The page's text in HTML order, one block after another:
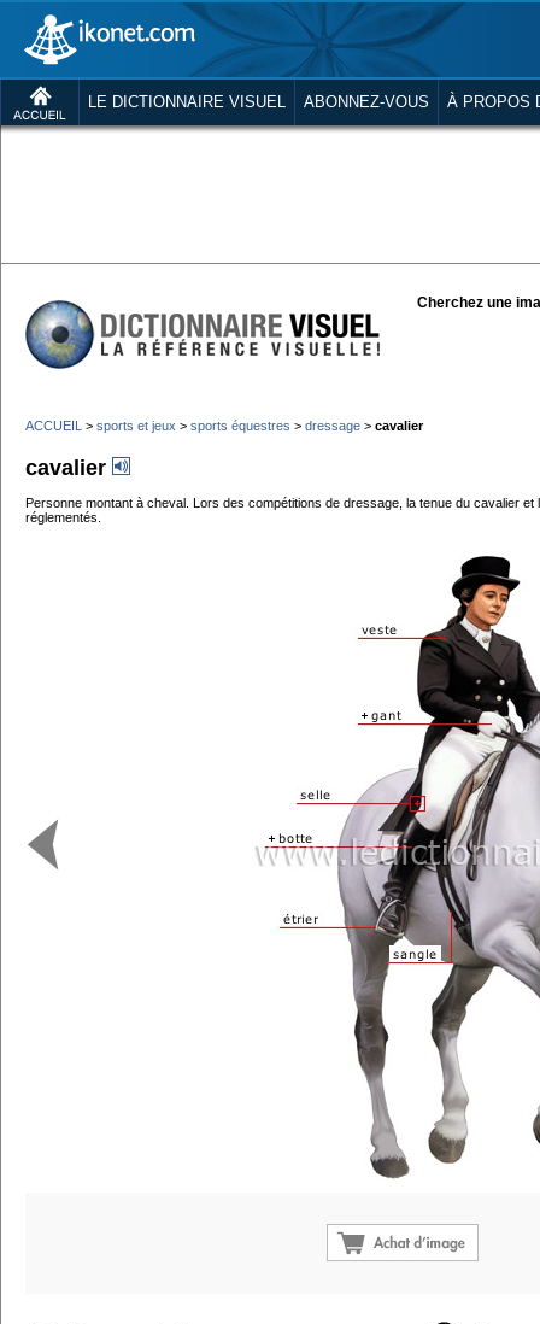
LE DICTIONNAIRE VISUEL ABONNEZ-VOUS À PROPOS
Cherchez une
ACCUEIL > sports et jeux > sports équestres > dressage > cavalier
cavalier
Personne montant à cheval. Lors des compétitions de dressage, la tenue du cavalier
réglementés.